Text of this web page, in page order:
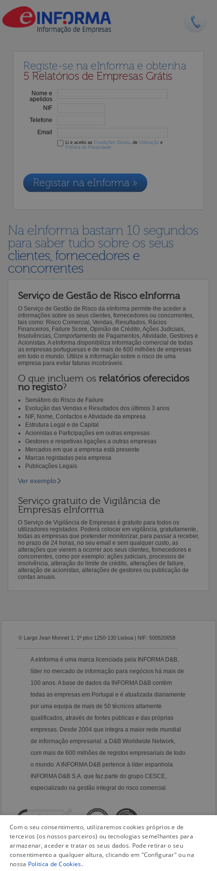
Registe-se na eInforma e obtenha
5 Relatórios de Empresas Grátis
Nome e
apelidos
NIF
Telefone
Email
Li e aceito as Condições Gerais , de Utilização e
Política de Privacidade
Registar na eInforma »
Na eInforma bastam 10 segundos
para saber tudo sobre os seus
clientes, fornecedores e
concorrentes
Serviço de Gestão de Risco eInforma
O Serviço de Gestão de Risco da eInforma permite-lhe aceder a
informações sobre os seus clientes, fornecedores ou concorrentes,
tais como: Risco Comercial, Vendas, Resultados, Rácios
Financeiros, Failure Score, Opinião de Crédito, Ações Judiciais,
Insolvências, Comportamento de Pagamentos, Atividade, Gestores e
Acionistas. A eInforma disponibiliza informação comercial de todas
as empresas portuguesas e de mais de 600 milhões de empresas
em todo o mundo. Utilize a informação sobre o risco de uma
empresa para evitar faturas incobráveis.
O que incluem os relatórios oferecidos
no registo?
Semáforo do Risco de Failure
Evolução das Vendas e Resultados dos últimos 3 anos
NIF, Nome, Contactos e Atividade da empresa
Estrutura Legal e de Capital
Acionistas e Participações em outras empresas
Gestores e respetivas ligações a outras empresas
Mercados em que a empresa está presente
Marcas registadas pela empresa
Publicações Legais
Ver exemplo
Serviço gratuito de Vigilância de
Empresas eInforma
O Serviço de Vigilância de Empresas é gratuito para todos os
utilizadores registados. Poderá colocar em vigilância, gratuitamente,
todas as empresas que pretender monitorizar, para passar a receber,
no prazo de 24 horas, no seu email e sem qualquer custo, as
alterações que vierem a ocorrer aos seus clientes, fornecedores e
concorrentes, como por exemplo: ações judiciais, processos de
insolvência, alteração do limite de crédito, alterações de failure,
alteração de acionistas, alterações de gestores ou publicação de
contas anuais.
© Largo Jean Monnet 1, 1º piso 1250-130 Lisboa | NIF: 500520658
A eInforma é uma marca licenciada pela INFORMA D&B,
líder no mercado de informação para negócios há mais de
100 anos. A base de dados da INFORMA D&B contém
todas as empresas em Portugal e é atualizada diariamente
por uma equipa de mais de 50 técnicos altamente
qualificados, através de fontes públicas e das próprias
empresas. Desde 2004 que integra a maior rede mundial
de informação empresarial: a D&B Worldwide Network,
com mais de 600 milhões de registos empresariais de todo
o mundo. A INFORMA D&B pertence à líder espanhola
INFORMA D&B S.A. que faz parte do grupo CESCE,
especializado na gestão integral do risco comercial.
Com o seu consentimento, utilizaremos cookies próprios e de
terceiros (os nossos parceiros) ou tecnologias semelhantes para
armazenar, aceder e tratar os seus dados. Pode retirar o seu
consentimento a qualquer altura, clicando em "Configurar" ou na
nossa Politica de Cookies.